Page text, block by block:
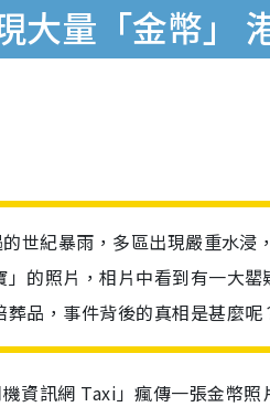
大量「金幣」
世紀暴雨，多區出現嚴重水
的照片，相片中看到有一大
品，事件背後的真相是甚麼呢
資訊網 Taxi」瘋傳一張金幣